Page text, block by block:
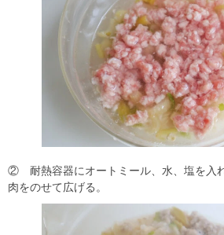
② 耐熱容器にオートミール、水、塩を入
肉をのせて広げる。